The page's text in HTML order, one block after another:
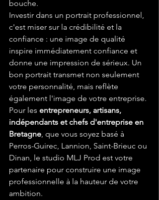
bouche.
Investir dans un portrait professionnel,
c'est miser sur la crédibilité et la
confiance : une image de qualité
inspire immédiatement confiance et
donne une impression de sérieux. Un
bon portrait transmet non seulement
votre personnalité, mais reflète
également l'image de votre entreprise.
Pour les entrepreneurs, artisans,
indépendants et chefs d'entreprise en
Bretagne, que vous soyez basé à
Perros-Guirec, Lannion, Saint-Brieuc ou
Dinan, le studio MLJ Prod est votre
partenaire pour construire une image
professionnelle à la hauteur de votre
ambition.